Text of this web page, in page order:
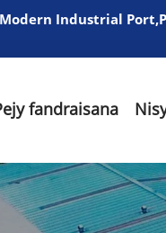
Industrial
fandraisana